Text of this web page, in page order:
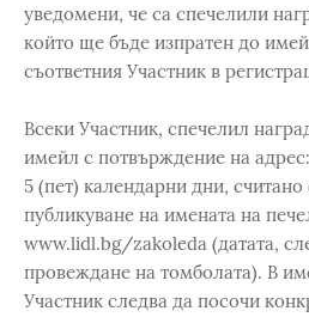
уведомени, че са спечелили
който ще бъде изпратен до
съответния Участник в
Всеки Участник, спечелил
имейл с потвърждение на
5 (пет) календарни дни, считано
публикуване на имената на
www.lidl.bg/zakoleda (датата,
провеждане на томболата). В
Участник следва да посочи